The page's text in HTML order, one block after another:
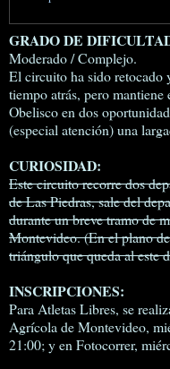
GRADO DE
Moderado / Complejo.
El circuito ha sido retocado
tiempo atrás, pero
Obelisco en dos
(especial atención) una
CURIOSIDAD:
Este circuito recorre dos
de Las Piedras, sale del
durante un breve tramo de
Montevideo. (En el plano
triángulo que queda al este
INSCRIPCIONES:
Para Atletas Libres, se
Agrícola de Montevideo,
21:00; y en Fotocorrer,